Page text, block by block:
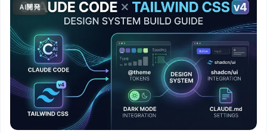
AI開発